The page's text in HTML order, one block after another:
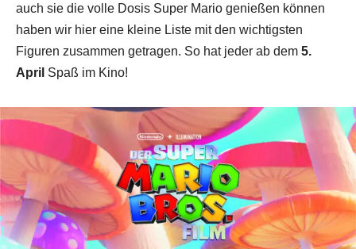
auch sie die volle Dosis Super Mario genießen können
haben wir hier eine kleine Liste mit den wichtigsten
Figuren zusammen getragen. So hat jeder ab dem 5.
April Spaß im Kino!